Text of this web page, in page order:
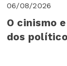
06/08/2026
O cinismo
dos